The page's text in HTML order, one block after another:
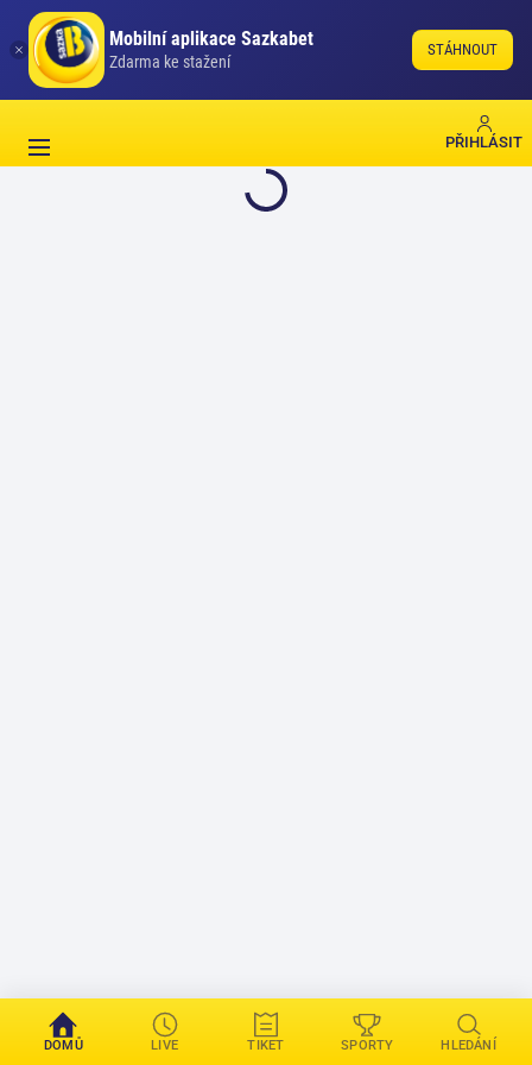
Mobilní aplikace Sazkabet
Zdarma ke stažení
STÁHNOUT
PŘIHLÁSIT
DOMŮ LIVE TIKET SPORTY HLEDÁNÍ